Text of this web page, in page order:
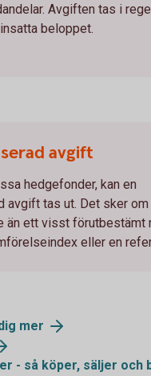
Avgiften tas i
beloppet.
avgift
hedgefonder, kan en
avgift tas ut. Det sker om
än ett visst förutbestämt
eller en
mer
- så köper, säljer och